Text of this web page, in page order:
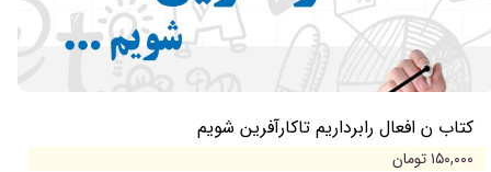
کتاب ن افعال رابرداریم تاکارآفرین شویم
۱۵۰,۰۰۰ تومان